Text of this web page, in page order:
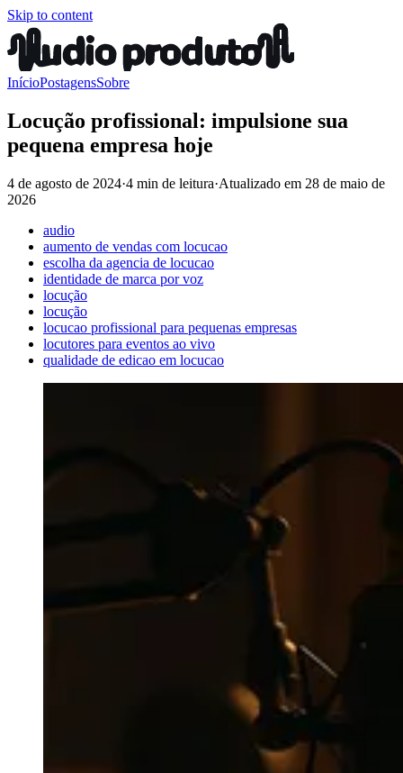
Skip to content
InícioPostagensSobre
Locução profissional: impulsione sua
pequena empresa hoje
4 de agosto de 2024·4 min de leitura·Atualizado em 28 de maio de
2026
audio
aumento de vendas com locucao
escolha da agencia de locucao
identidade de marca por voz
locução
locução
locucao profissional para pequenas empresas
locutores para eventos ao vivo
qualidade de edicao em locucao